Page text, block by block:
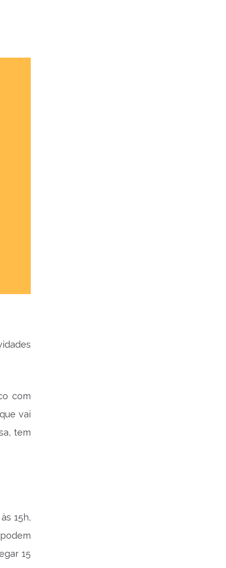
com
vai
tem
15h,
15